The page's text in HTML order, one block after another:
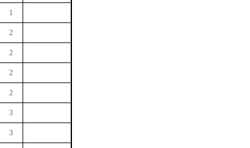
1
2
2
2
2
3
3